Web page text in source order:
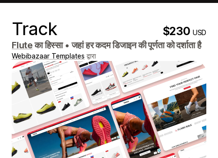
Track $230USD
Fluteका हिस्सा • जहां हर कदम डिजाइन की पूर्णता को दर्शाता है
Webibazaar Templates द्वारा